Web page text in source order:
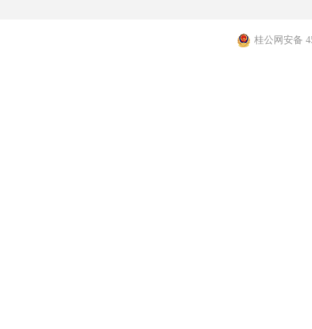
桂公网安备